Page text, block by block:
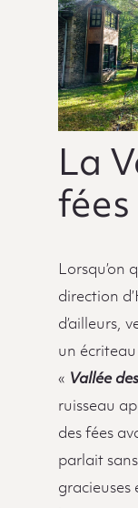
La
fées
Lorsqu’on
direction
d’ailleurs,
un
« Vallée
ruisseau
des fées
parlait
gracieuses